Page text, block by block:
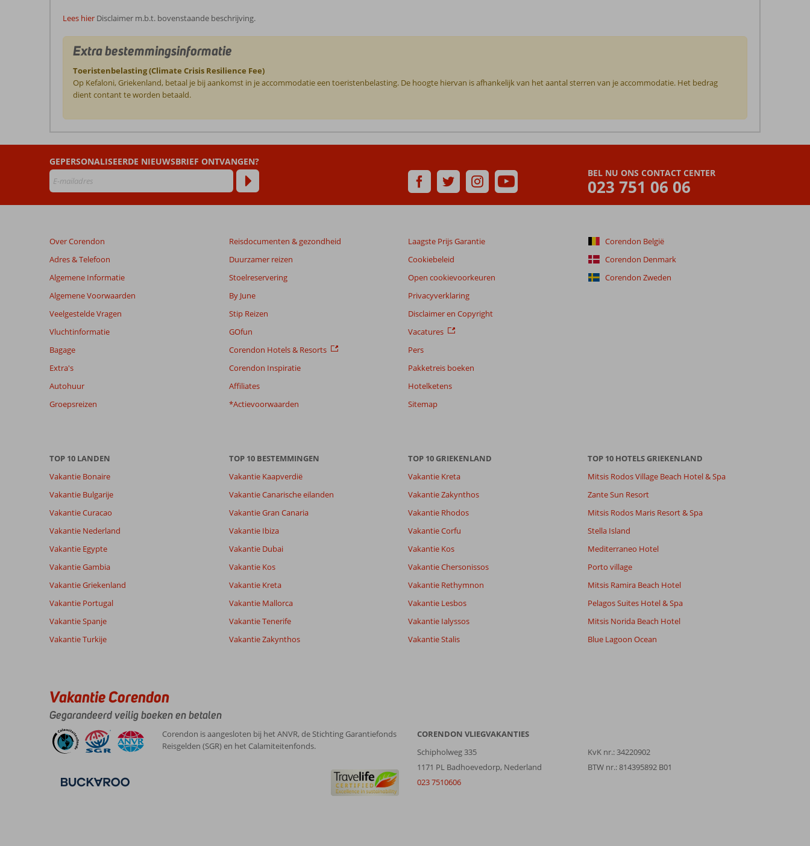
Lees hier Disclaimer m.b.t. bovenstaande beschrijving.
Extra bestemmingsinformatie
Toeristenbelasting (Climate Crisis Resilience Fee)
Op Kefaloni, Griekenland, betaal je bij aankomst in je accommodatie een toeristenbelasting. De hoogte hiervan is afhankelijk van het aantal sterren van je accommodatie. Het bedrag
dient contant te worden betaald.
door
klanten
in
La
Hotel
Beoordelingen
ouder
niet
de
van
de
beoordelingen
te
Meer
info
onze
beoordelingen.
BEL NU ONS CONTACT CENTER
023 751 06 06
GEPERSONALISEERDE NIEUWSBRIEF ONTVANGEN?
Over Corendon
Adres & Telefoon
Algemene Informatie
Algemene Voorwaarden
Veelgestelde Vragen
Vluchtinformatie
Bagage
Extra's
Autohuur
Groepsreizen
Reisdocumenten & gezondheid
Duurzamer reizen
Stoelreservering
By June
Stip Reizen
GOfun
Corendon Hotels & Resorts
Corendon Inspiratie
Affiliates
*Actievoorwaarden
Laagste Prijs Garantie
Cookiebeleid
Open cookievoorkeuren
Privacyverklaring
Disclaimer en Copyright
Vacatures
Pers
Pakketreis boeken
Hotelketens
Sitemap
Corendon België
Corendon Denmark
Corendon Zweden
TOP 10 LANDEN
Vakantie Bonaire
Vakantie Bulgarije
Vakantie Curacao
Vakantie Nederland
Vakantie Egypte
Vakantie Gambia
Vakantie Griekenland
Vakantie Portugal
Vakantie Spanje
Vakantie Turkije
TOP 10 BESTEMMINGEN
Vakantie Kaapverdië
Vakantie Canarische eilanden
Vakantie Gran Canaria
Vakantie Ibiza
Vakantie Dubai
Vakantie Kos
Vakantie Kreta
Vakantie Mallorca
Vakantie Tenerife
Vakantie Zakynthos
TOP 10 GRIEKENLAND
Vakantie Kreta
Vakantie Zakynthos
Vakantie Rhodos
Vakantie Corfu
Vakantie Kos
Vakantie Chersonissos
Vakantie Rethymnon
Vakantie Lesbos
Vakantie Ialyssos
Vakantie Stalis
TOP 10 HOTELS GRIEKENLAND
Mitsis Rodos Village Beach Hotel & Spa
Zante Sun Resort
Mitsis Rodos Maris Resort & Spa
Stella Island
Mediterraneo Hotel
Porto village
Mitsis Ramira Beach Hotel
Pelagos Suites Hotel & Spa
Mitsis Norida Beach Hotel
Blue Lagoon Ocean
Vakantie Corendon
Gegarandeerd veilig boeken en betalen
Corendon is aangesloten bij het ANVR, de Stichting Garantiefonds
Reisgelden (SGR) en het Calamiteitenfonds.
CORENDON VLIEGVAKANTIES
Schipholweg 335
1171 PL Badhoevedorp, Nederland
023 7510606
KvK nr.: 34220902
BTW nr.: 814395892 B01